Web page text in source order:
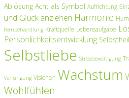
Ablösung Acht als Symbol Aufrichtung
und Glück anziehen Harmonie
Fernbehandlung Kraftquelle Lebensaufgabe
Persönlichkeitsentwicklung
Selbstliebe Stressbewältigung
Verjüngung Visionen Wachstum
Wohlfühlen